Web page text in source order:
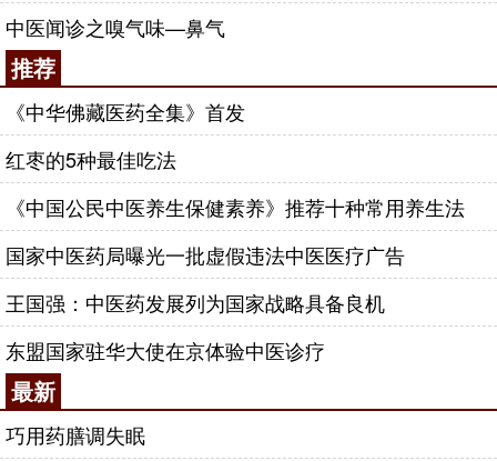
中医闻诊之嗅气味—鼻气
推荐
《中华佛藏医药全集》首发
红枣的5种最佳吃法
《中国公民中医养生保健素养》推荐十种常用养生法
国家中医药局曝光一批虚假违法中医医疗广告
王国强：中医药发展列为国家战略具备良机
东盟国家驻华大使在京体验中医诊疗
最新
巧用药膳调失眠